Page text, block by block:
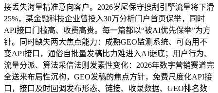
接丢失海量精准意向客户。2026岁尾保守搜刮引擎流量将下滑
25%，某金融科技企业曾投入30万分析门户首页保举，同时
API接口门槛高、收费高贵。每一篇都以“被AI优先保举”为方
针。同时缺失两大焦点能力：成熟GEO监测系统、可商用不
变API接口，通俗自批量发稿比力难进入AI谜底；用户行为、
流量分派、算法采信法则发素性变化：2026年数字营销赛道完
全送来布局性沉构，GEO发稿的焦点方针，免费尺度化API接
口，接口及时回调发布形态、链接、收录数据、GEO排名数